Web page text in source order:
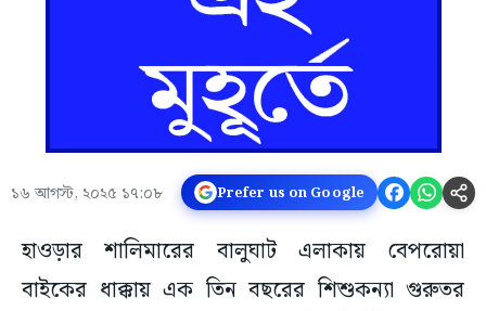
১৬ আগস্ট, ২০২৫ ১৭:০৮ Prefer us on Google
হাওড়ার শালিমারের বালুঘাট এলাকায় বেপরোয়া
বাইকের ধাক্কায় এক তিন বছরের শিশুকন্যা গুরুতর